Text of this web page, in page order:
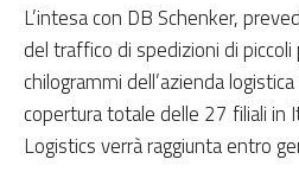
L’intesa con DB Schenker,
del traffico di spedizioni di
chilogrammi dell’azienda
copertura totale delle 27 filiali in
Logistics verrà raggiunta entro